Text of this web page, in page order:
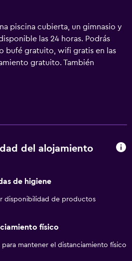
piscina cubierta, un gimnasio y
las 24 horas. Podrás
bufé gratuito, wifi gratis en las
gratuito. También
zonas comunes, un centro de
conferencias. Se ofrece un
y bañera combinadas y
de negocios incluyen
Las habitaciones también
a petición. Los servicios de
este hotel incluyen una piscina
del alojamiento
de higiene
disponibilidad de productos
físico
mantener el distanciamiento físico